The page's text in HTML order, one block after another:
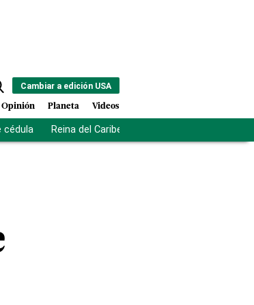
Cambiar a edición USA
Opinión Planeta Videos
cédula Reina del Caribe